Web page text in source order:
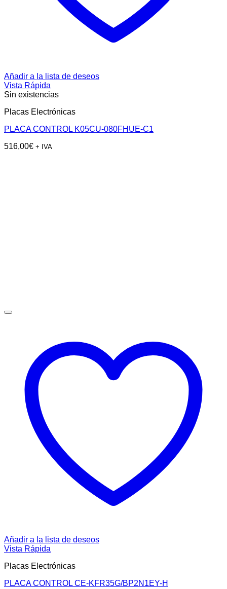
Añadir a la lista de deseos
Vista Rápida
Sin existencias
Placas Electrónicas
PLACA CONTROL K05CU-080FHUE-C1
516,00€ + IVA
Añadir a la lista de deseos
Vista Rápida
Placas Electrónicas
PLACA CONTROL CE-KFR35G/BP2N1EY-H